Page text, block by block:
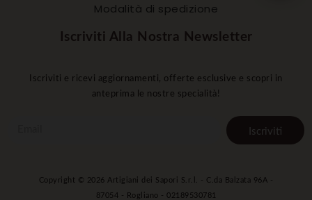
Modalità di spedizione
Iscriviti Alla Nostra Newsletter
Iscriviti e ricevi aggiornamenti, offerte esclusive e scopri in
anteprima le nostre specialità!
Iscriviti
Copyright © 2026 Artigiani dei Sapori S.r.l. - C.da Balzata 96A -
87054 - Rogliano - 02189530781